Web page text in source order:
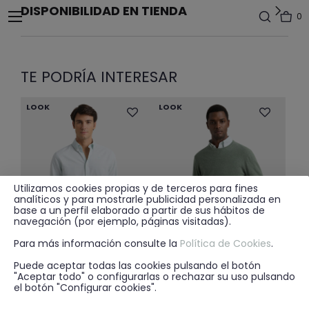
0
DISPONIBILIDAD EN TIENDA
TE PODRÍA INTERESAR
LOOK
25.95€
+ 10
LOOK
Price reduced from
to
Utilizamos cookies propias y de terceros para fines
analíticos y para mostrarle publicidad personalizada en
base a un perfil elaborado a partir de sus hábitos de
navegación (por ejemplo, páginas visitadas).
Para más información consulte la Política de Cookies.
Puede aceptar todas las cookies pulsando el botón
"Aceptar todo" o configurarlas o rechazar su uso pulsando
el botón "Configurar cookies".